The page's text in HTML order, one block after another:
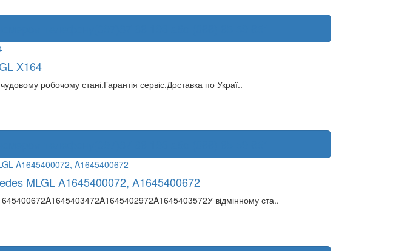
X164
робочому стані.Гарантія сервіс.Доставка по Украї..
MLGL A1645400072, A1645400672
відмінному ста..